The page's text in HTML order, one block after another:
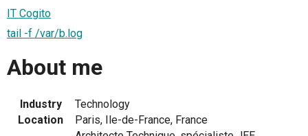
IT Cogito
tail -f /var/b.log
About me
Industry
Technology
Location
Paris, Ile-de-France, France